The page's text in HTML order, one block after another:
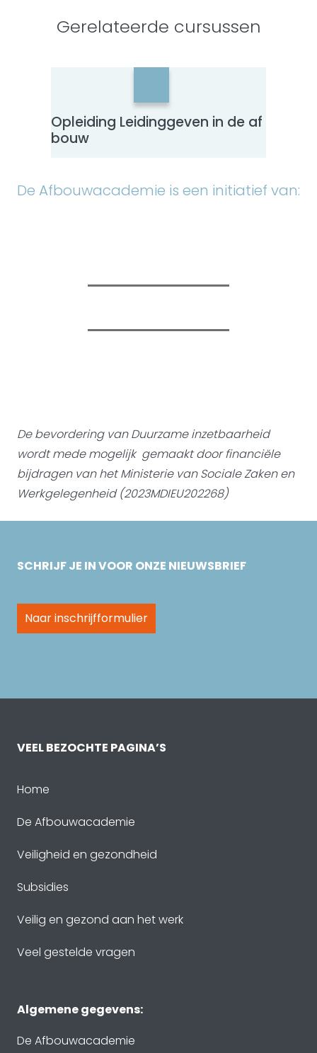
Gerelateerde cursussen
Opleiding Leidinggeven in de af
bouw
De Afbouwacademie is een initiatief van:
De bevordering van Duurzame inzetbaarheid
wordt mede mogelijk gemaakt doorfinanciële
bijdragen van het Ministerie van Sociale Zaken en
Werkgelegenheid (2023MDIEU202268)
SCHRIJF JE IN VOOR ONZE NIEUWSBRIEF
Naar inschrijfformulier
VEEL BEZOCHTE PAGINA’S
Home
De Afbouwacademie
Veiligheid en gezondheid
Subsidies
Veilig en gezond aan het werk
Veel gestelde vragen
Algemene gegevens:
De Afbouwacademie